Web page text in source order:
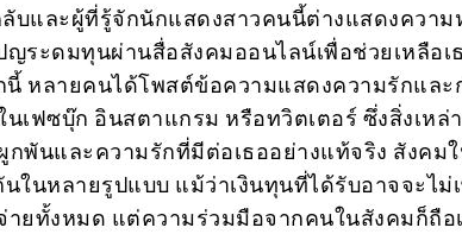
บและผู้ที่รู้จักนักแสดงสาวคนนี้ต่างแสดงความ
ญระดมทุนผ่านสื่อสังคมออนไลน์เพื่อช่วยเหลือเ
นี้ หลายคนได้โพสต์ข้อความแสดงความรักและ
นเฟซบุ๊ก อินสตาแกรม หรือทวิตเตอร์ ซึ่งสิ่งเหล่
กพันและความรักที่มีต่อเธออย่างแท้จริง สังคม
นในหลายรูปแบบ แม้ว่าเงินทุนที่ได้รับอาจจะไ
ายทั้งหมด แต่ความร่วมมือจากคนในสังคมก็ถือ